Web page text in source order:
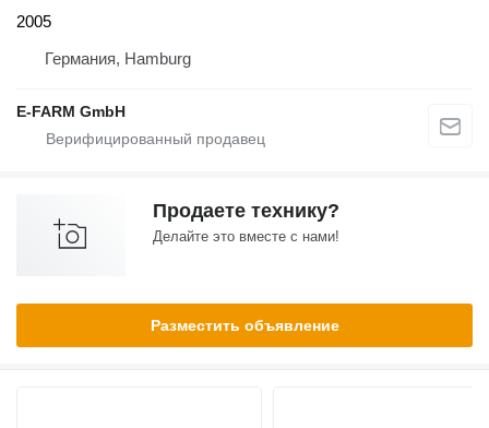
2005
Германия, Hamburg
E-FARM GmbH
Продаете технику?
Делайте это вместе с нами!
Разместить объявление